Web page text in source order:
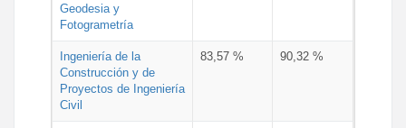
Geodesia y
Fotogrametría
Ingeniería de la
Construcción y de
Proyectos de Ingeniería
Civil
83,57 % 90,32 %